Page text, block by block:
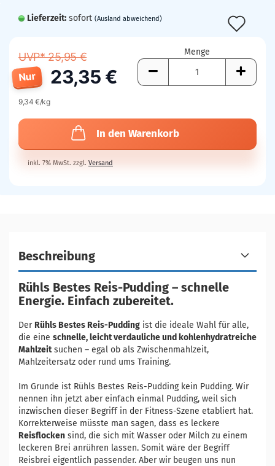
Lieferzeit: sofort (Ausland abweichend)
UVP* 25,95 €
Nur 23,35 €
9,34 €/kg
Menge
In den Warenkorb
inkl. 7% MwSt. zzgl. Versand
Beschreibung
Rühls Bestes Reis-Pudding – schnelle
Energie. Einfach zubereitet.
Der Rühls Bestes Reis-Pudding ist die ideale Wahl für alle,
die eine schnelle, leicht verdauliche und kohlenhydratreiche
Mahlzeitsuchen – egal ob als Zwischenmahlzeit,
Mahlzeitersatz oder rund ums Training.
Im Grunde ist Rühls Bestes Reis-Pudding kein Pudding. Wir
nennen ihn jetzt aber einfach einmal Pudding, weil sich
inzwischen dieser Begriff in der Fitness-Szene etabliert hat.
Korrekterweise müsste man sagen, dass es leckere
Reisflocken sind, die sich mit Wasser oder Milch zu einem
leckeren Brei anrühren lassen. Somit wäre der Begriff
Reisbrei eigentlich passender. Aber wir beugen uns nun